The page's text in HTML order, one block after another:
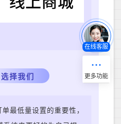
选择我们
最低量设置的重要性，
在线客服